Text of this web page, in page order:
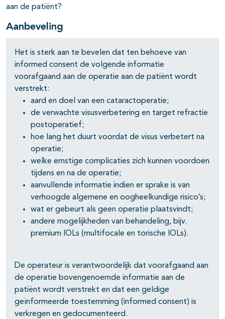
open- en dichtklappen
aan de patiënt?
Aanbeveling
Het is sterk aan te bevelen dat ten behoeve van
informed consent de volgende informatie
voorafgaand aan de operatie aan de patiënt wordt
verstrekt:
aard en doel van een cataractoperatie;
de verwachte visusverbetering en target refractie
postoperatief;
hoe lang het duurt voordat de visus verbetert na
operatie;
welke ernstige complicaties zich kunnen voordoen
tijdens en na de operatie;
aanvullende informatie indien er sprake is van
verhoogde algemene en oogheelkundige risico’s;
wat er gebeurt als geen operatie plaatsvindt;
andere mogelijkheden van behandeling, bijv.
premium IOLs (multifocale en torische IOLs).
De operateur is verantwoordelijk dat voorafgaand aan
de operatie bovengenoemde informatie aan de
patiënt wordt verstrekt en dat een geldige
geïnformeerde toestemming (informed consent) is
verkregen en gedocumenteerd.